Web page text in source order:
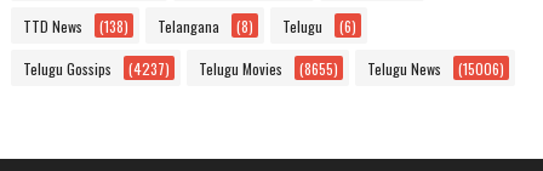
TTD News (138) Telangana (8) Telugu (6)
Telugu Gossips (4237) Telugu Movies (8655) Telugu News (15006)